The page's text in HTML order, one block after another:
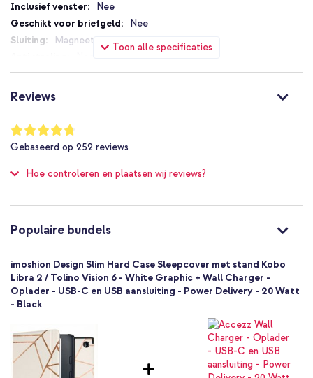
De case heeft een slank design en is lichtgewicht
Heeft een schokbestendige houder met extra verstevigde
De magneetsluiting zorgt ervoor dat de hoes gesloten blijft
Bespaar batterij dankzij sleepcover functie
Inclusief 1 jaar garantie
Dus waar wacht je nog op? Bescherm je e-reader vandaag nog met
leesplezier, waar je ook bent!
Toon alle specificaties
Nee
Nee
Magneetsluiting
Nee
8719295589948
SH00049705
Kunstleer
Geen
Nee
Bookcase
Volledige bescherming
Reviews
Waardering:
94
%
of
Gebaseerd op 252 reviews
Hoe controleren en plaatsen wij reviews?
Populaire bundels
imoshion Design Slim Hard Case Sleepcover met stand Kobo
Libra 2 / Tolino Vision 6 - White Graphic + Wall Charger -
Oplader - USB-C en USB aansluiting - Power Delivery - 20 Watt
- Black